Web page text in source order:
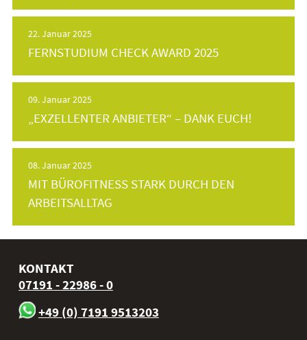
22. Januar 2025
FERNSTUDIUM CHECK AWARD 2025
09. Januar 2025
„EXZELLENTER ANBIETER“ – DANK EUCH!
08. Januar 2025
MIT BÜROFITNESS STARK DURCH DEN
ARBEITSALLTAG
KONTAKT
07191 - 22986 - 0
+49 (0) 7191 9513203